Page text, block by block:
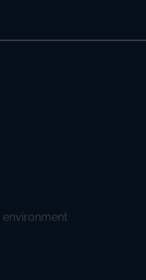
environment